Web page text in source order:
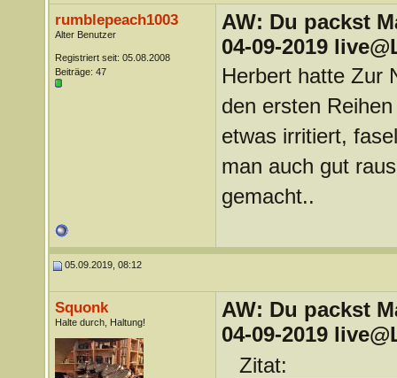
rumblepeach1003
Alter Benutzer
Registriert seit: 05.08.2008
Beiträge: 47
AW: Du packst
04-09-2019
Herbert hatte Zur
den ersten
etwas irritiert,
man auch gut
gemacht..
05.09.2019, 08:12
Squonk
Halte durch, Haltung!
AW: Du packst
04-09-2019
Zitat: